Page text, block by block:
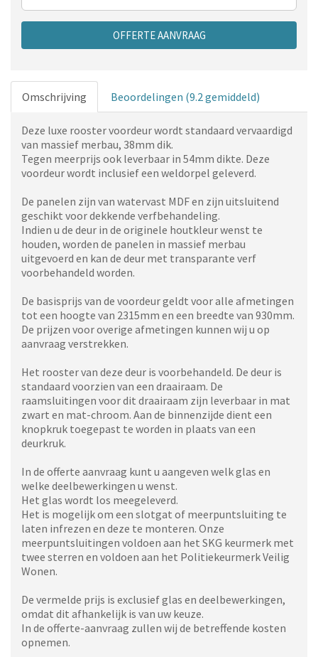
OFFERTE AANVRAAG
Omschrijving Beoordelingen (9.2 gemiddeld)
Deze luxe rooster voordeur wordt standaard vervaardigd
van massief merbau, 38mm dik.
Tegen meerprijs ook leverbaar in 54mm dikte. Deze
voordeur wordt inclusief een weldorpel geleverd.
De panelen zijn van watervast MDF en zijn uitsluitend
geschikt voor dekkende verfbehandeling.
Indien u de deur in de originele houtkleur wenst te
houden, worden de panelen in massief merbau
uitgevoerd en kan de deur met transparante verf
voorbehandeld worden.
De basisprijs van de voordeur geldt voor alle afmetingen
tot een hoogte van 2315mm en een breedte van 930mm.
De prijzen voor overige afmetingen kunnen wij u op
aanvraag verstrekken.
Het rooster van deze deur is voorbehandeld. De deur is
standaard voorzien van een draairaam. De
raamsluitingen voor dit draairaam zijn leverbaar in mat
zwart en mat-chroom. Aan de binnenzijde dient een
knopkruk toegepast te worden in plaats van een
deurkruk.
In de offerte aanvraag kunt u aangeven welk glas en
welke deelbewerkingen u wenst.
Het glas wordt los meegeleverd.
Het is mogelijk om een slotgat of meerpuntsluiting te
laten infrezen en deze te monteren. Onze
meerpuntsluitingen voldoen aan het SKG keurmerk met
twee sterren en voldoen aan het Politiekeurmerk Veilig
Wonen.
De vermelde prijs is exclusief glas en deelbewerkingen,
omdat dit afhankelijk is van uw keuze.
In de offerte-aanvraag zullen wij de betreffende kosten
opnemen.